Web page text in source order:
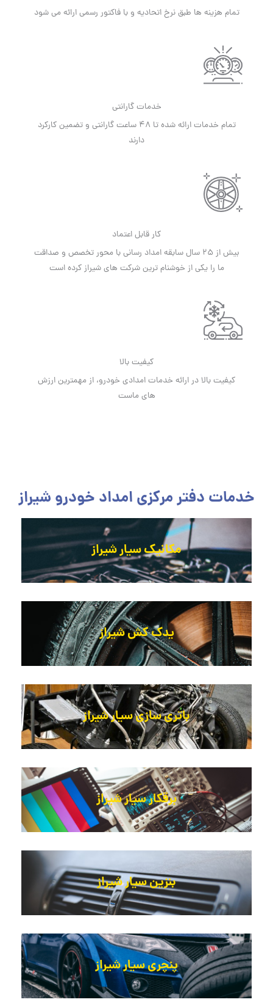
تمام هزینه ها طبق نرخ اتحادیه و با فاکتور رسمی ارائه می شود
خدمات گارانتی
تمام خدمات ارائه شده تا 48 ساعت گارانتی و تضمین کارکرد
دارند
کار قابل اعتماد
بیش از 25 سال سابقه امداد رسانی با محور تخصص و صداقت
ما را یکی از خوشنام ترین شرکت های شیراز کرده است
کیفیت بالا
کیفیت بالا در ارائه خدمات امدادی خودرو، از مهمترین ارزش
های ماست
خدمات دفتر مرکزی امداد خودرو شیراز
مکانیک سیار شیراز
یدک کش شیراز
باتری سازی سیار شیراز
برقکار سیار شیراز
بنزین سیار شیراز
پنچری سیار شیراز